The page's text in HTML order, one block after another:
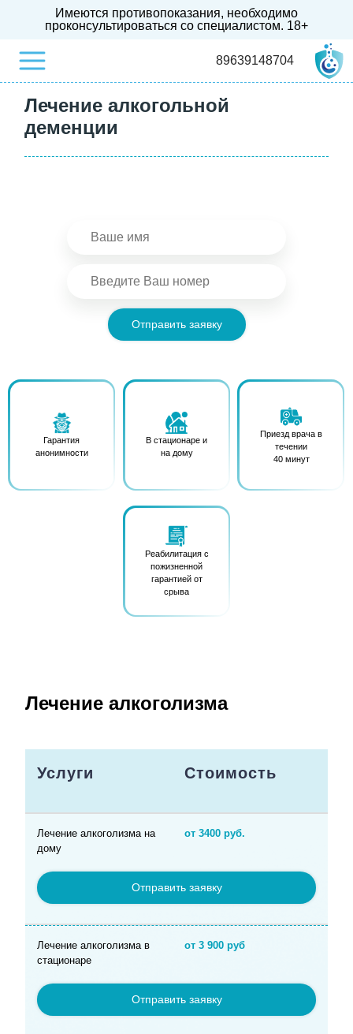
Имеются противопоказания, необходимо
проконсультироваться со специалистом. 18+
89639148704
Лечение алкогольной
деменции
Отправить заявку
Гарантия
анонимности
В стационаре и
на дому
Приезд врача в
течении
40 минут
Реабилитация с
пожизненной
гарантией от
срыва
Лечение алкоголизма
Услуги Стоимость
Лечение алкоголизма на
дому
от 3400 руб.
Отправить заявку
Лечение алкоголизма в
стационаре
от 3 900 руб
Отправить заявку